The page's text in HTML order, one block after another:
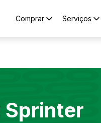
Comprar Serviços
Sprinter